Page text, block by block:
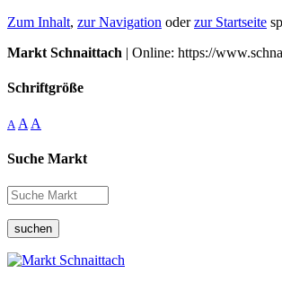
Zum Inhalt, zur Navigation oderzur Startseite
Markt Schnaittach | Online: https://
Schriftgröße
A A A
Suche Markt
suchen